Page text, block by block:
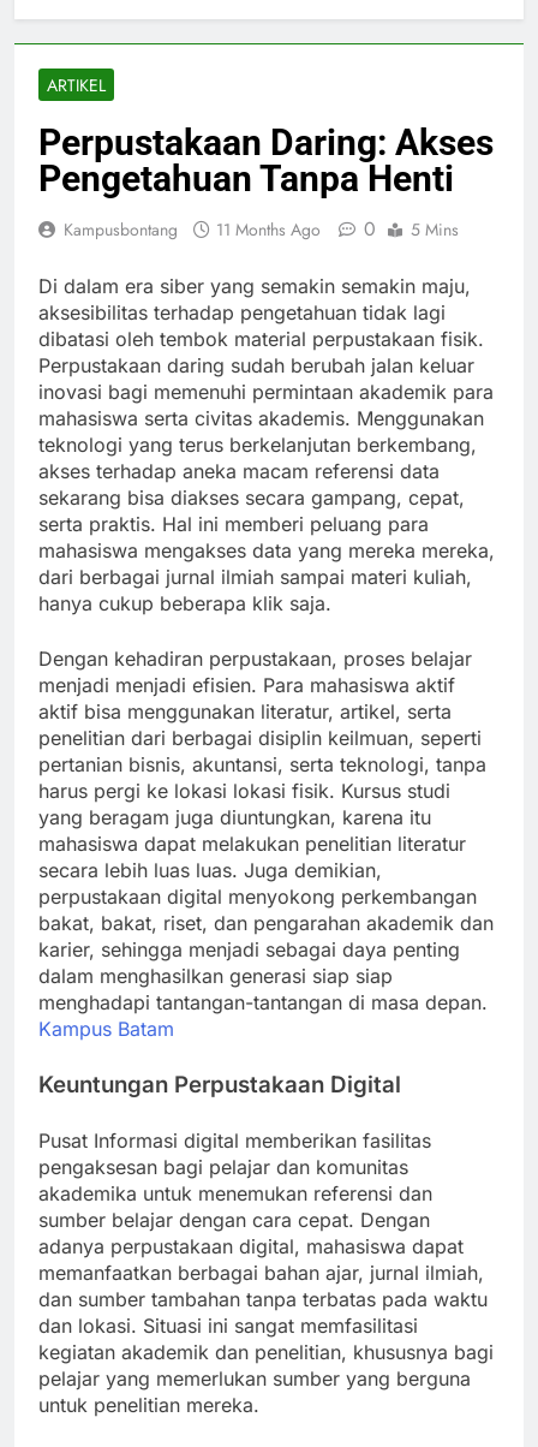
ARTIKEL
Perpustakaan Daring: Akses
Pengetahuan Tanpa Henti
Kampusbontang 11 Months Ago 0 5 Mins
Di dalam era siber yang semakin semakin maju,
aksesibilitas terhadap pengetahuan tidak lagi
dibatasi oleh tembok material perpustakaan fisik.
Perpustakaan daring sudah berubah jalan keluar
inovasi bagi memenuhi permintaan akademik para
mahasiswa serta civitas akademis. Menggunakan
teknologi yang terus berkelanjutan berkembang,
akses terhadap aneka macam referensi data
sekarang bisa diakses secara gampang, cepat,
serta praktis. Hal ini memberi peluang para
mahasiswa mengakses data yang mereka mereka,
dari berbagai jurnal ilmiah sampai materi kuliah,
hanya cukup beberapa klik saja.
Dengan kehadiran perpustakaan, proses belajar
menjadi menjadi efisien. Para mahasiswa aktif
aktif bisa menggunakan literatur, artikel, serta
penelitian dari berbagai disiplin keilmuan, seperti
pertanian bisnis, akuntansi, serta teknologi, tanpa
harus pergi ke lokasi lokasi fisik. Kursus studi
yang beragam juga diuntungkan, karena itu
mahasiswa dapat melakukan penelitian literatur
secara lebih luas luas. Juga demikian,
perpustakaan digital menyokong perkembangan
bakat, bakat, riset, dan pengarahan akademik dan
karier, sehingga menjadi sebagai daya penting
dalam menghasilkan generasi siap siap
menghadapi tantangan-tantangan di masa depan.
Kampus Batam
Keuntungan Perpustakaan Digital
Pusat Informasi digital memberikan fasilitas
pengaksesan bagi pelajar dan komunitas
akademika untuk menemukan referensi dan
sumber belajar dengan cara cepat. Dengan
adanya perpustakaan digital, mahasiswa dapat
memanfaatkan berbagai bahan ajar, jurnal ilmiah,
dan sumber tambahan tanpa terbatas pada waktu
dan lokasi. Situasi ini sangat memfasilitasi
kegiatan akademik dan penelitian, khususnya bagi
pelajar yang memerlukan sumber yang berguna
untuk penelitian mereka.